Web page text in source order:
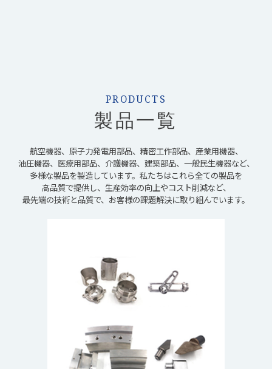
PRODUCTS
製品一覧
航空機器、原子力発電用部品、精密工作部品、産業用機器、
油圧機器、医療用部品、介護機器、建築部品、一般民生機器など、
多様な製品を製造しています。私たちはこれら全ての製品を
高品質で提供し、生産効率の向上やコスト削減など、
最先端の技術と品質で、お客様の課題解決に取り組んでいます。